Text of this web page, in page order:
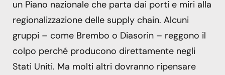
un Piano nazionale che parta dai porti e miri alla
regionalizzazione delle supply chain. Alcuni
gruppi – come Brembo o Diasorin – reggono il
colpo perché producono direttamente negli
Stati Uniti. Ma molti altri dovranno ripensare